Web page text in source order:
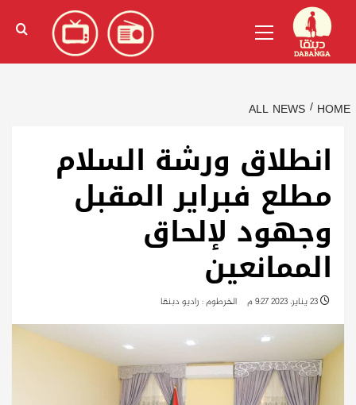
content
الإنجليزية)
Menu
HOME
ALL NEWS
انطلاق ورشة السلام
مطلع فبراير المقبل
وجهود لإلحاق
الممانعين
الخرطوم : راديو دبنقا